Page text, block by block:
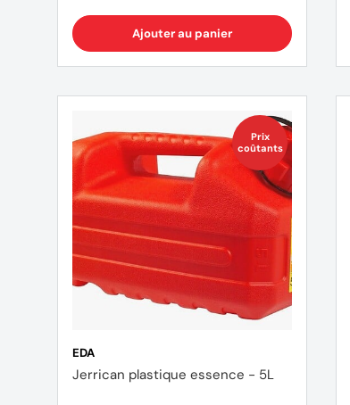
Ajouter au panier
Prix
coûtants
EDA
Jerrican plastique essence - 5L